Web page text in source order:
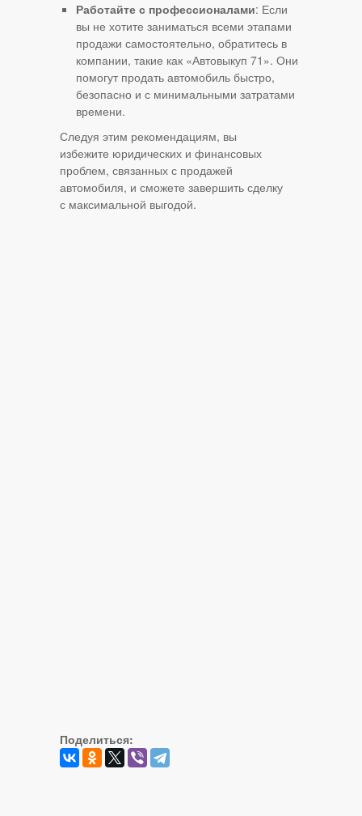
Работайте с профессионалами: Если
вы не хотите заниматься всеми этапами
продажи самостоятельно, обратитесь в
компании, такие как «Автовыкуп 71». Они
помогут продать автомобиль быстро,
безопасно и с минимальными затратами
времени.
Следуя этим рекомендациям, вы
избежите юридических и финансовых
проблем, связанных с продажей
автомобиля, и сможете завершить сделку
с максимальной выгодой.
Поделиться: